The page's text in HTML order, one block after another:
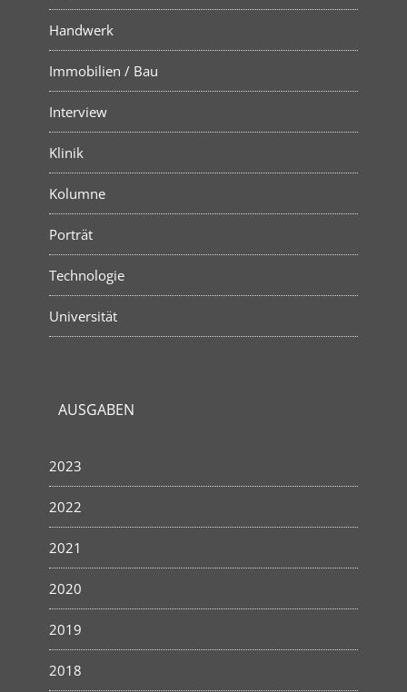
Handwerk
Immobilien / Bau
Interview
Klinik
Kolumne
Porträt
Technologie
Universität
AUSGABEN
2023
2022
2021
2020
2019
2018